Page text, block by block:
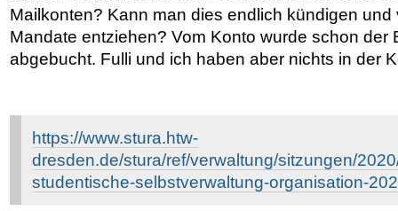
Mailkonten? Kann man dies endlich kündigen und
Mandate entziehen? Vom Konto wurde schon der
abgebucht. Fulli und ich haben aber nichts in der
https://www.stura.htw-
dresden.de/stura/ref/verwaltung/sitzungen/
studentische-selbstverwaltung-organisation-